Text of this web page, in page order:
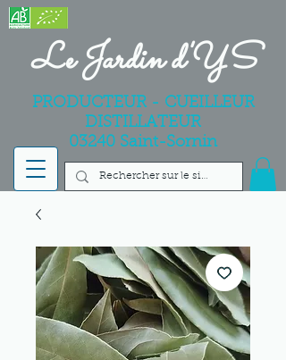
Le Jardin d'YS
PRODUCTEUR - CUEILLEUR
DISTILLATEUR
03240 Saint-Sornin